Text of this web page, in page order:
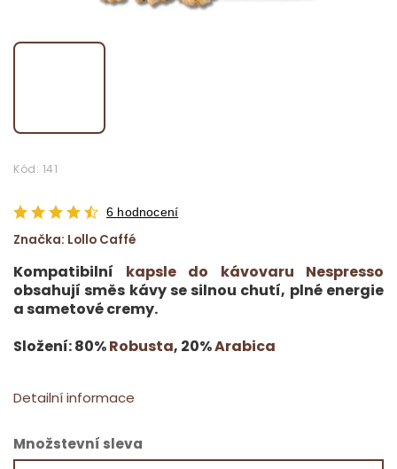
Kód: 141
6 hodnocení
Značka: Lollo Caffé
Množstevní sleva
Kompatibilní kapsle do kávovaru Nespresso
obsahují směs kávy se silnou chutí, plné energie
a sametové cremy.
Složení: 80%Robusta, 20%Arabica
Detailní informace